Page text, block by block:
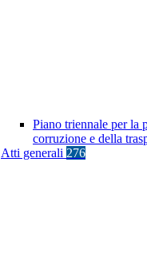
Piano triennale per la
corruzione e della
Atti generali 276